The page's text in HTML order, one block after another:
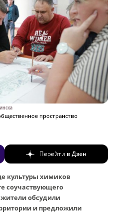
пространство
Перейти вДзен
культуры химиков
соучаствующего
обсудили
и предложили